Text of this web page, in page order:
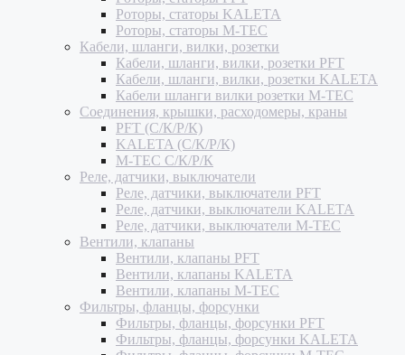
Роторы, статоры KALETA
Роторы, статоры M-TEC
Кабели, шланги, вилки, розетки
Кабели, шланги, вилки, розетки PFT
Кабели, шланги, вилки, розетки KALETA
Кабели шланги вилки розетки M-TEC
Соединения, крышки, расходомеры, краны
PFT (С/К/Р/К)
KALETA (С/К/Р/К)
M-TEC С/К/Р/К
Реле, датчики, выключатели
Реле, датчики, выключатели PFT
Реле, датчики, выключатели KALETA
Реле, датчики, выключатели M-TEC
Вентили, клапаны
Вентили, клапаны PFT
Вентили, клапаны KALETA
Вентили, клапаны M-TEC
Фильтры, фланцы, форсунки
Фильтры, фланцы, форсунки PFT
Фильтры, фланцы, форсунки KALETA